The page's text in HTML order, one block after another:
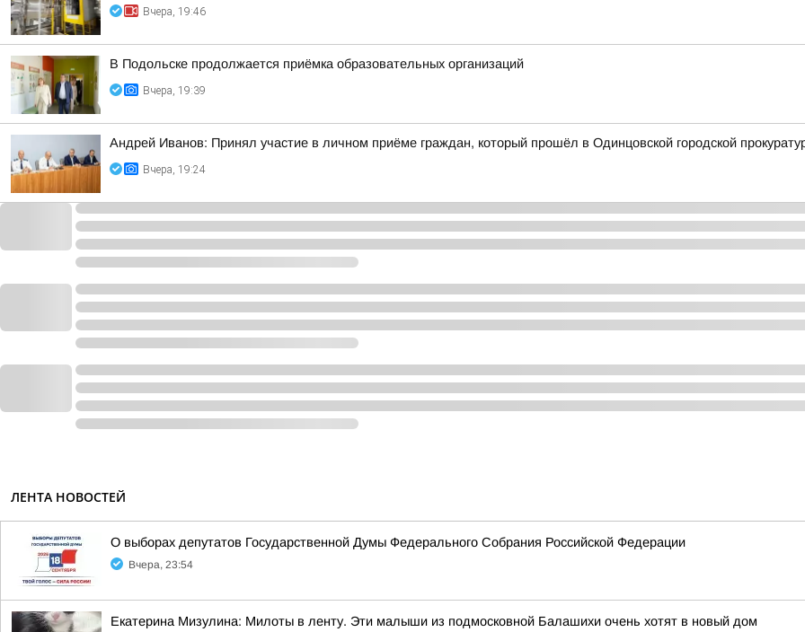
Вчера, 19:46
В Подольске продолжается приёмка образовательных организаций
Вчера, 19:39
Андрей Иванов: Принял участие в личном приёме граждан, который прошёл в Одинцовской городской
Вчера, 19:24
ЛЕНТА НОВОСТЕЙ
О выборах депутатов Государственной Думы Федерального Собрания Российской Федерации
Вчера, 23:54
Екатерина Мизулина: Милоты в ленту. Эти малыши из подмосковной Балашихи очень хотят в новый дом